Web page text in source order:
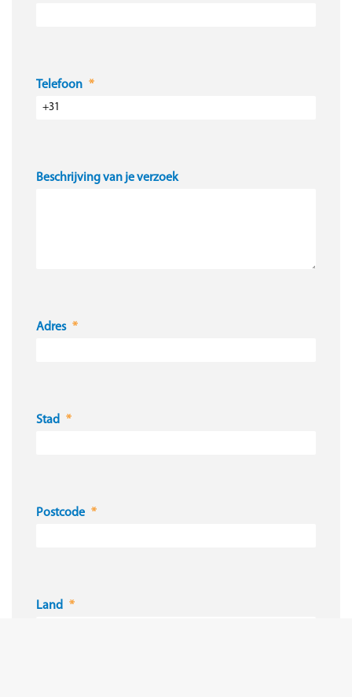
Telefoon
Beschrijving van je verzoek
Adres
Stad
Postcode
Land